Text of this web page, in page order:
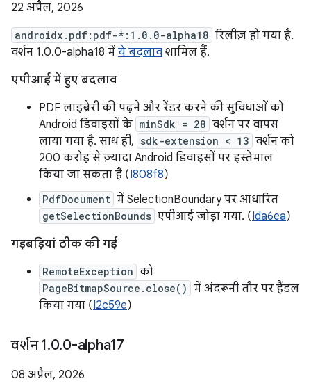
22 अप्रैल, 2026
androidx.pdf:pdf-*:1.0.0-alpha18 रिलीज़ हो गया है.
वर्शन 1.0.0-alpha18 में ये बदलाव शामिल हैं.
एपीआई में हुए बदलाव
PDF लाइब्रेरी की पढ़ने और रेंडर करने की सुविधाओं को
Android डिवाइसों के minSdk = 28 वर्शन पर वापस
लाया गया है. साथ ही, sdk-extension < 13 वर्शन को
200 करोड़ से ज़्यादा Android डिवाइसों पर इस्तेमाल
किया जा सकता है (I808f8)
PdfDocument में SelectionBoundary पर आधारित
getSelectionBounds एपीआई जोड़ा गया. (Ida6ea)
गड़बड़ियां ठीक की गईं
RemoteException को
PageBitmapSource.close() में अंदरूनी तौर पर हैंडल
किया गया (I2c59e)
वर्शन 1.0.0-alpha17
08 अप्रैल, 2026